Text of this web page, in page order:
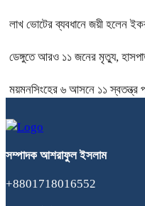
লাখ ভোটের ব্যবধানে জয়ী হলেন
ডেঙ্গুতে আরও ১১ জনের মৃত্যু,
ময়মনসিংহের ৬ আসনে ১১ স্বতন্ত্র
সম্পাদক আশরাফুল ইসলাম
+8801718016552